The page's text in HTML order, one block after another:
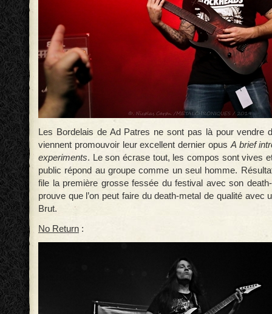
Les Bordelais de Ad Patres ne sont pas là pour vendre
viennent promouvoir leur excellent dernier opus A brief
experiments. Le son écrase tout, les compos sont vives
public répond au groupe comme un seul homme.
file la première grosse fessée du festival avec son
prouve que l’on peut faire du death-metal de qualité avec
Brut.
No Return :